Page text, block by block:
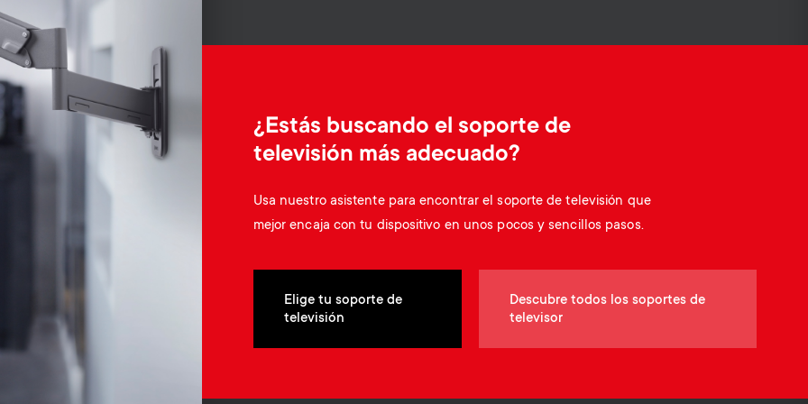
n
d
r
y
p
r
d
r
y
s
¿Estás buscando el soporte de
televisión más adecuado?
Usa nuestro asistente para encontrar el soporte de televisión que
mejor encaja con tu dispositivo en unos pocos y sencillos pasos.
Elige tu soporte de
televisión
Descubre todos los soportes de
televisor